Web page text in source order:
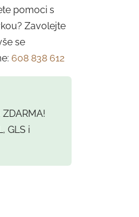
pomoci s
Zavolejte
se
608 838 612
GLS i